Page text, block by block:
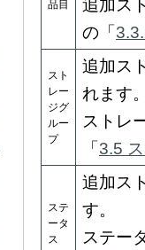
品目
追加ス
の「
スト
レー
ジグ
ルー
プ
追加ス
れます
ストレ
「 3.5
ステ
ータ
ス
追加ス
す。
ステー